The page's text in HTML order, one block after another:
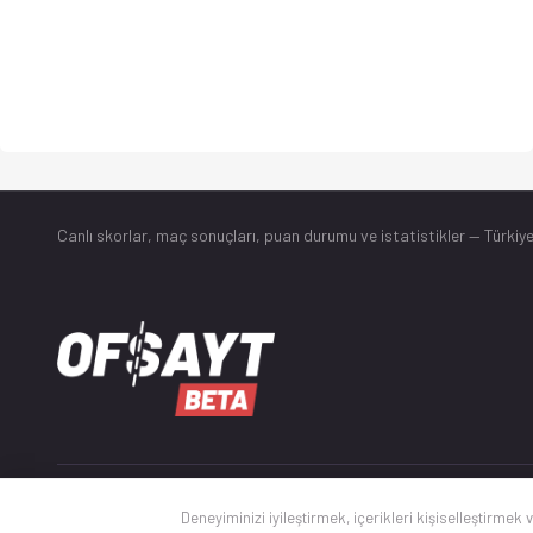
Canlı skorlar, maç sonuçları, puan durumu ve istatistikler —
Deneyiminizi iyileştirmek, içerikleri kişiselleştirmek